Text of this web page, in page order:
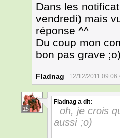
Dans les
vendredi) mais
réponse ^^
Du coup mon
bon pas grave ;o)
Fladnag 12/12/2011
15
Fladnag a dit:
oh, je crois
aussi ;o)